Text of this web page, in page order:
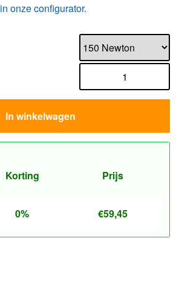
in onze configurator.
In winkelwagen
Korting Prijs
0% €59,45